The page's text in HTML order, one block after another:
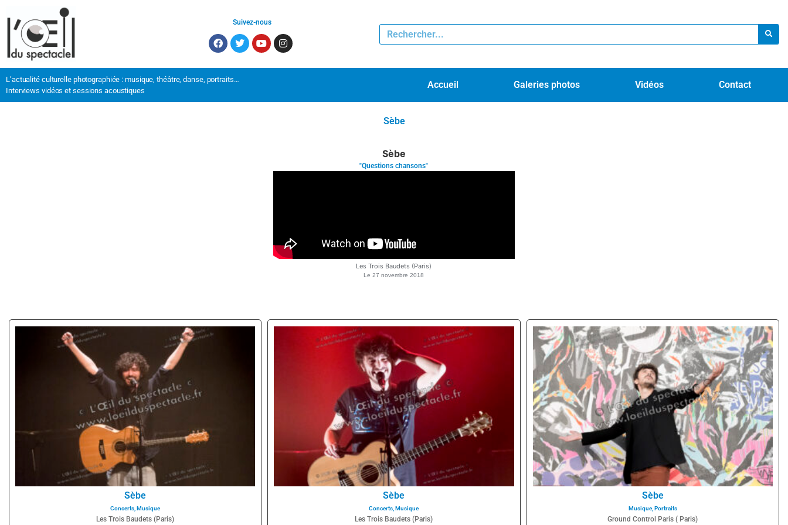
Suivez-nous
L’actualité culturelle photographiée : musique, théâtre, danse, portraits…
Interviews vidéos et sessions acoustiques
Accueil Galeries photos Vidéos Contact
Sèbe
Sèbe
"Questions chansons"
Les Trois Baudets (Paris)
Le27 novembre 2018
Sèbe
Concerts,Musique
Les Trois Baudets (Paris)
Sèbe
Concerts,Musique
Les Trois Baudets (Paris)
Sèbe
Musique,Portraits
Ground Control Paris ( Paris)